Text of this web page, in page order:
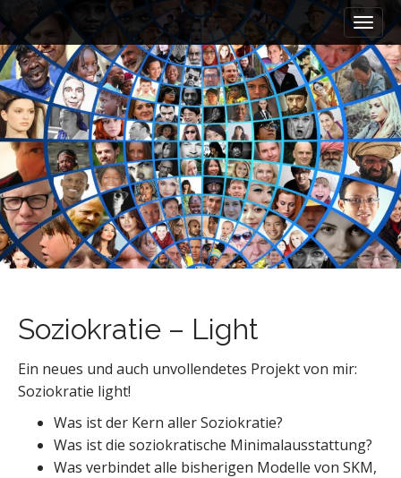
a
i
n
m
e
n
u
k
i
p
t
o
c
o
t
e
n
t
Soziokratie – Light
Ein neues und auch unvollendetes Projekt von mir:
Soziokratie light!
Was ist der Kern aller Soziokratie?
Was ist die soziokratische Minimalausstattung?
Was verbindet alle bisherigen Modelle von SKM,